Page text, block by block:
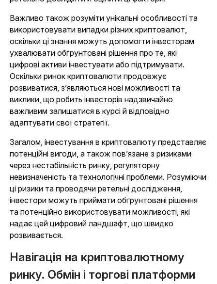
Важливо також розуміти унікальні особливості та
використовувати випадки різних криптовалют,
оскільки ці знання можуть допомогти інвесторам
ухвалювати обґрунтовані рішення про те, які
цифрові активи інвестувати або підтримувати.
Оскільки ринок криптовалюти продовжує
розвиватися, з’являються нові можливості та
виклики, що робить інвесторів надзвичайно
важливим залишатися в курсі й відповідно
адаптувати свої стратегії.
Загалом, інвестування в криптовалюту представляє
потенційні вигоди, а також пов’язане з ризиками
через нестабільність ринку, регуляторну
невизначеність та технологічні проблеми. Розуміючи
ці ризики та проводячи ретельні дослідження,
інвестори можуть приймати обґрунтовані рішення
та потенційно використовувати можливості, які
надає цей цифровий ландшафт, що швидко
розвивається.
Навігація на криптовалютному
ринку. Обмін і торгові платформи